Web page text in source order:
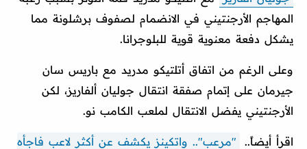
المهاجم الأرجنتيني في الانضمام لصفوف برشلونة مما
يشكل دفعة معنوية قوية للبلوجرانا.
وعلى الرغم من اتفاق أتلتيكو مدريد مع باريس سان
جيرمان على إتمام صفقة انتقال جوليان ألفاريز، لكن
الأرجنتيني يفضل الانتقال لملعب الكامب نو.
اقرأ أيضاً..
"مرعب".. واتكينز يكشف عن أكثر لاعب فاجأه